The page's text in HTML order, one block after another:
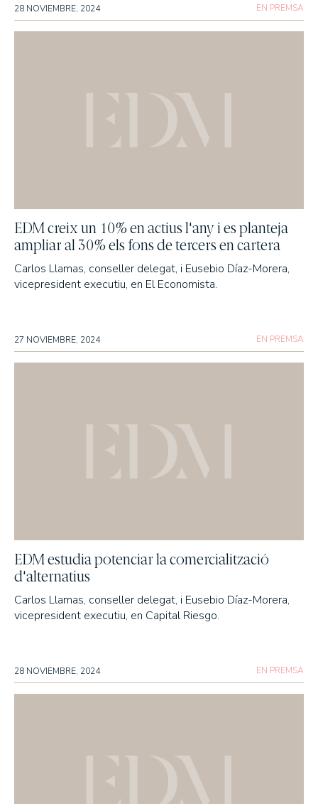
28 NOVIEMBRE, 2024 EN PREMSA
EDM creix un 10% en actius l'any i es planteja
ampliar al 30% els fons de tercers en cartera
Carlos Llamas, conseller delegat, i Eusebio Díaz-Morera,
vicepresident executiu, en El Economista.
27 NOVIEMBRE, 2024 EN PREMSA
EDM estudia potenciar la comercialització
d'alternatius
Carlos Llamas, conseller delegat, i Eusebio Díaz-Morera,
vicepresident executiu, en Capital Riesgo.
28 NOVIEMBRE, 2024 EN PREMSA